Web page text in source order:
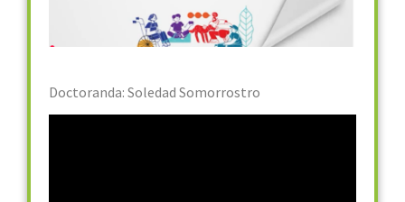
Doctoranda: Soledad Somorrostro